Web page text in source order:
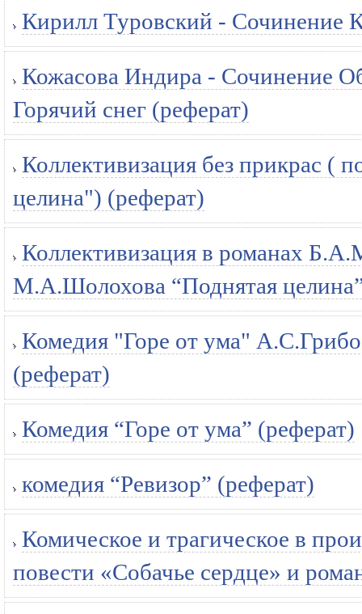
Кирилл Туровский - Сочинение
Кожасова Индира - Сочинение
Горячий снег (реферат)
Коллективизация без прикрас
целина") (реферат)
Коллективизация в романах
М.А.Шолохова “Поднятая
Комедия "Горе от ума"
(реферат)
Комедия “Горе от ума” (реферат)
комедия “Ревизор” (реферат)
Комическое и трагическое в
повести «Собачье сердце» и